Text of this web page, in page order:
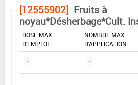
[12555902] Fruits à
noyau*Désherbage*Cult.
DOSE MAX
D'EMPLOI
NOMBRE MAX
D'APPLICATION
- -